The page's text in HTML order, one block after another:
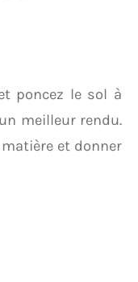
poncez le sol à
meilleur rendu.
matière et donner